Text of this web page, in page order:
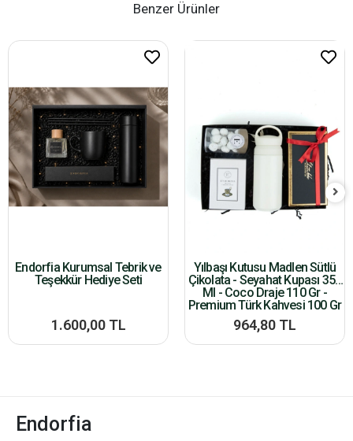
Benzer Ürünler
Endorfia Kurumsal Tebrik ve
Teşekkür Hediye Seti
1.600,00 TL
Yılbaşı Kutusu Madlen Sütlü
Çikolata - Seyahat Kupası 350
Ml - Coco Draje 110 Gr -
Premium Türk Kahvesi 100 Gr
964,80 TL
Endorfia